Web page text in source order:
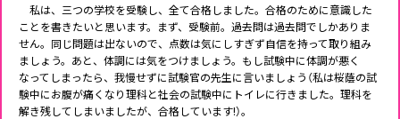
私は、三つの学校を受験し、全て合格しました。合格のために意識した
ことを書きたいと思います。まず、受験前。過去問は過去問でしかありま
せん。同じ問題は出ないので、点数は気にしすぎず自信を持って取り組み
ましょう。あと、体調には気をつけましょう。もし試験中に体調が悪く
なってしまったら、我慢せずに試験官の先生に言いましょう（私は桜蔭の試
験中にお腹が痛くなり理科と社会の試験中にトイレに行きました。理科を
解き残してしまいましたが、合格しています!）。